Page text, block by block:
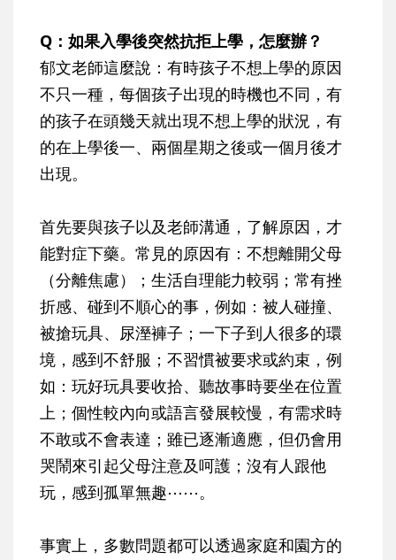
Q：如果入學後突然抗拒上學，怎麼辦？
郁文老師這麼說：有時孩子不想上學的原因
不只一種，每個孩子出現的時機也不同，有
的孩子在頭幾天就出現不想上學的狀況，有
的在上學後一、兩個星期之後或一個月後才
出現。
首先要與孩子以及老師溝通，了解原因，才
能對症下藥。常見的原因有：不想離開父母
（分離焦慮）；生活自理能力較弱；常有挫
折感、碰到不順心的事，例如：被人碰撞、
被搶玩具、尿溼褲子；一下子到人很多的環
境，感到不舒服；不習慣被要求或約束，例
如：玩好玩具要收拾、聽故事時要坐在位置
上；個性較內向或語言發展較慢，有需求時
不敢或不會表達；雖已逐漸適應，但仍會用
哭鬧來引起父母注意及呵護；沒有人跟他
玩，感到孤單無趣⋯⋯。
事實上，多數問題都可以透過家庭和園方的